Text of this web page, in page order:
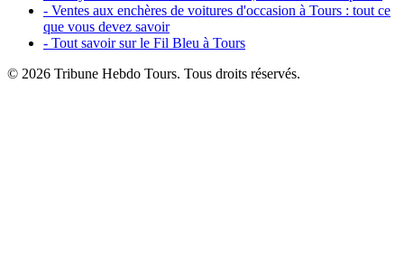
- Ventes aux enchères de voitures d'occasion à Tours : tout ce
que vous devez savoir
- Tout savoir sur le Fil Bleu à Tours
© 2026 Tribune Hebdo Tours. Tous droits réservés.